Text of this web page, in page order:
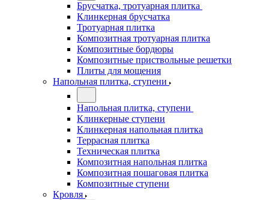
Брусчатка, тротуарная плитка
Клинкерная брусчатка
Тротуарная плитка
Композитная тротуарная плитка
Композитные бордюры
Композитные приствольные решетки
Плиты для мощения
Напольная плитка, ступени
Напольная плитка, ступени
Клинкерные ступени
Клинкерная напольная плитка
Террасная плитка
Техническая плитка
Композитная напольная плитка
Композитная пошаговая плитка
Композитные ступени
Кровля